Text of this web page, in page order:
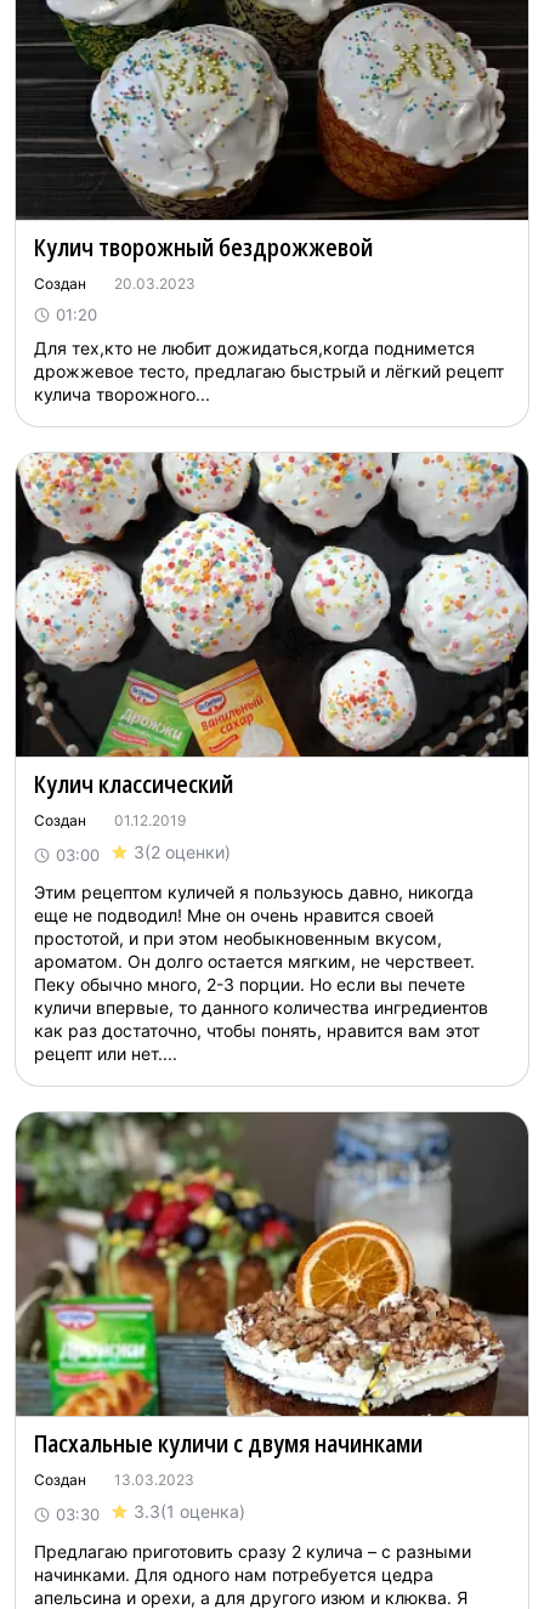
Кулич творожный бездрожжевой
Создан 20.03.2023
01:20
Для тех,кто не любит дожидаться,когда поднимется
дрожжевое тесто, предлагаю быстрый и лёгкий рецепт
кулича творожного...
Кулич классический
Создан 01.12.2019
03:00 3(2 оценки)
Этим рецептом куличей я пользуюсь давно, никогда
еще не подводил! Мне он очень нравится своей
простотой, и при этом необыкновенным вкусом,
ароматом. Он долго остается мягким, не черствеет.
Пеку обычно много, 2-3 порции. Но если вы печете
куличи впервые, то данного количества ингредиентов
как раз достаточно, чтобы понять, нравится вам этот
рецепт или нет....
Пасхальные куличи с двумя начинками
Создан 13.03.2023
03:30 3.3(1 оценка)
Предлагаю приготовить сразу 2 кулича – с разными
начинками. Для одного нам потребуется цедра
апельсина и орехи, а для другого изюм и клюква. Я